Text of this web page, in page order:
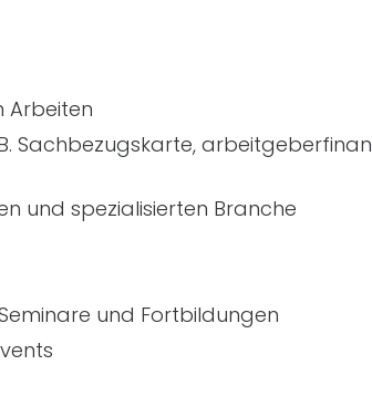
Arbeiten
Sachbezugskarte,
und spezialisierten Branche
und Fortbildungen